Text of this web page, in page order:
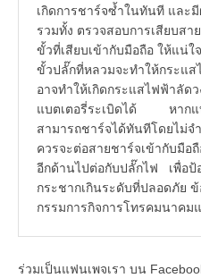
เกิดการชาร์จซ้ำในทันที และ
รวมทั้ง ตรวจสอบการเสียบส
ขั้วที่เสียบเข้ากับมือถือ ให้แน่
ขั้วปลั๊กที่หลวมจะทำให้กระแส
อาจทำให้เกิดกระแสไฟฟ้าลัด
แบตเตอรี่ระเบิดได้ หากแ
สามารถชาร์จได้ทันทีโดยไม่จ
ควรจะต่อสายชาร์จเข้ากับมือ
อีกด้านไปต่อกับปลั๊กไฟ เพื่อป้
กระชากเกินระดับที่ปลอดภัย
กรรมการกิจการโทรคมนาคม
ร่วมเป็นแฟนเพจเรา บน